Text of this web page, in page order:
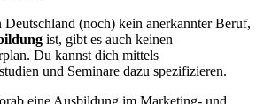
(noch) kein anerkannter Beruf,
ist, gibt es auch keinen
Du kannst dich mittels
und Seminare dazu spezifizieren.